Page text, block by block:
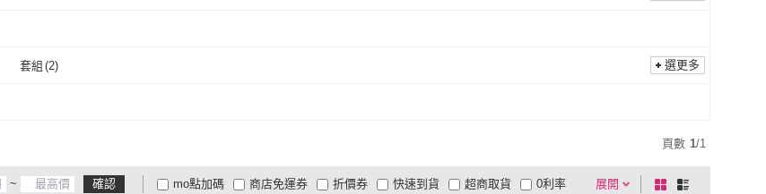
套組 (2) 選更多
頁數 1/1
~ 確認 展開
折價券
mo點加碼 快速到貨 超商取貨
商店免運券 0利率
棋